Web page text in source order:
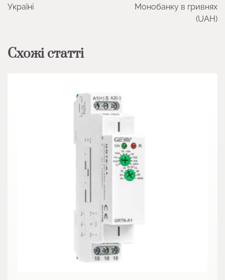
Україні
Монобанку в гривнях
(UAH)
Схожі статті